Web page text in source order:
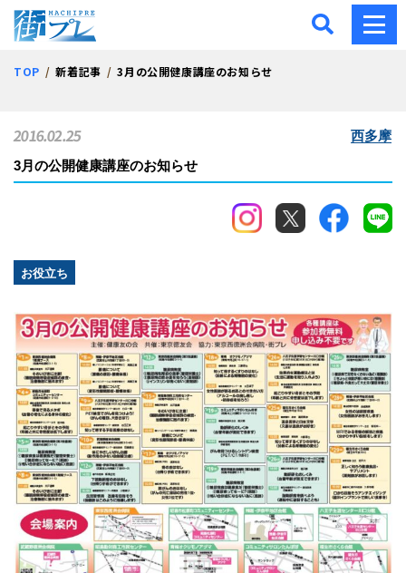
街プレ -東京・西多摩の
TOP 新着記事 3月の公開健康講座のお知らせ
3月の公開健康講座のお知らせ
お役立ち
2016.02.25 西多摩